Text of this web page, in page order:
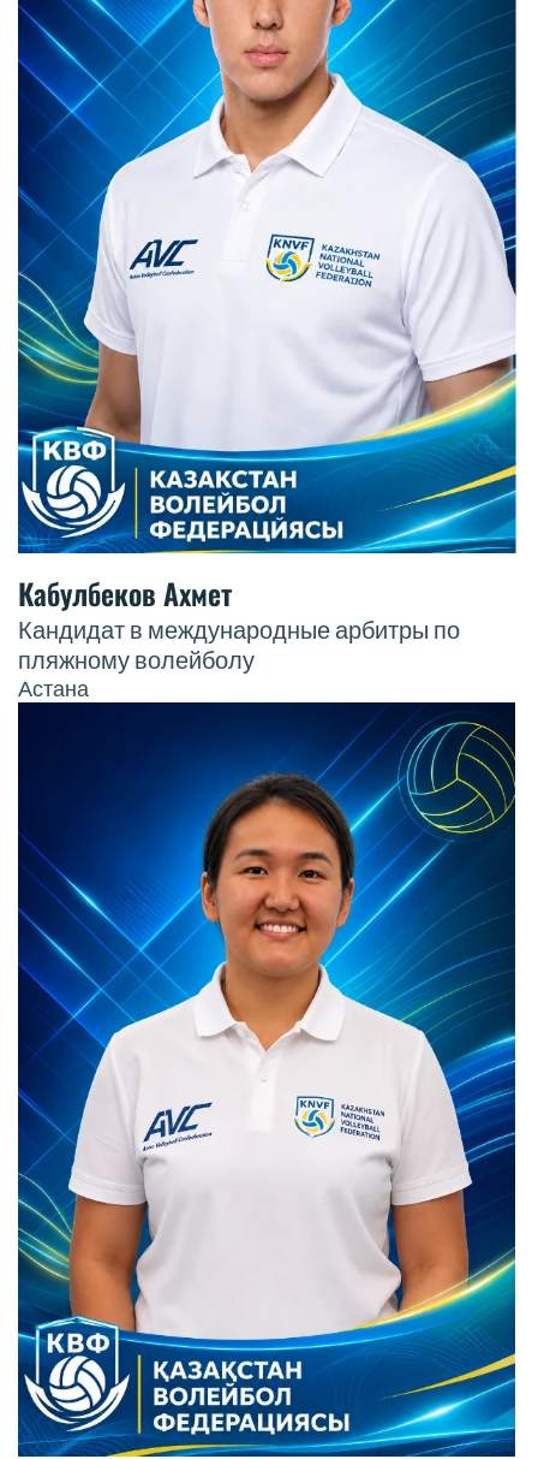
Кабулбеков Ахмет
Кандидат в международные арбитры по
пляжному волейболу
Астана